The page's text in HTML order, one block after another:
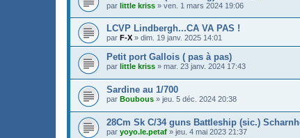
par little kriss » ven. 1 mars 2024 19:06
LCVP Lindbergh...CA VA PAS !
par F-X » dim. 19 janv. 2025 14:01
Petit port Gallois ( pas à pas)
par little kriss » mar. 23 janv. 2024 17:43
Sardine au 1/700
par Boubous » jeu. 5 déc. 2024 20:38
28Cm Sk C/34 guns Battleship (sic.)
par yoyo.le.petaf » jeu. 4 mai 2023 21:37